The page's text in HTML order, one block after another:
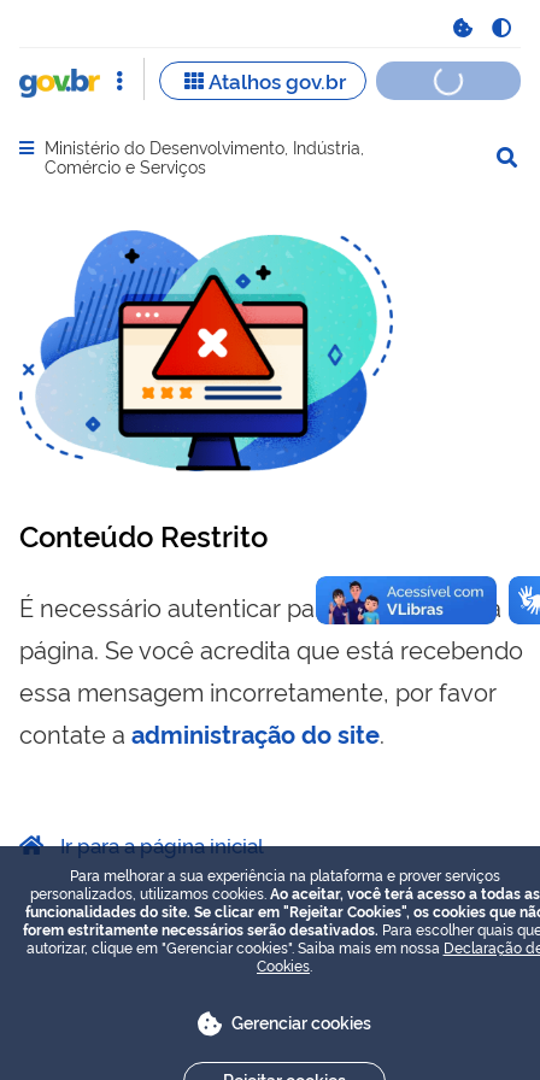
Abrir menu principal de navegação
Ministério do Desenvolvimento, Indústria,
Comércio e Serviços
Conteúdo Restrito
É necessário autenticar para visualizar essa
página. Se você acredita que está recebendo
essa mensagem incorretamente, por favor
contate a administração do site.
Ir para a página inicial
Para melhorar a sua experiência na plataforma e prover serviços
personalizados, utilizamos cookies. Ao aceitar, você terá acesso a todas as
funcionalidades do site. Se clicar em "Rejeitar Cookies", os cookies que
forem estritamente necessários serão desativados. Para escolher quais
autorizar, clique em "Gerenciar cookies". Saiba mais em nossa Declaração
Cookies
Gerenciar cookies